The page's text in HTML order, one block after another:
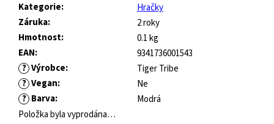
Kategorie:
Hračky
Záruka:
2 roky
Hmotnost:
0.1 kg
EAN:
9341736001543
? Výrobce:
Tiger Tribe
? Vegan:
Ne
? Barva:
Modrá
Položka byla vyprodána…
GUMOVACÍ
PERO
LEGAMI
ERASABLE
GEL
PEN
55
Kč